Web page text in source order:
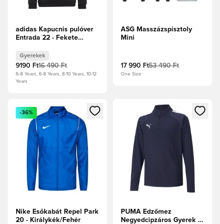
adidas Kapucnis pulóver
Entrada 22 - Fekete
Gyerekek
9190 Ft16 490 Ft
6-8 Years, 6-8 Years, 8-10 Years, 10-12
Years
ASG Masszázspisztoly
Mini
17 990 Ft53 490 Ft
One Size
Megnyit egy modált a bejelentkezéshez vagy a tagként
-36%
Nike Esőkabát Repel Park
20 - Királykék/Fehér
Megnyit egy modált a
PUMA Edzőmez
Negyedcipzáros Gyerek -